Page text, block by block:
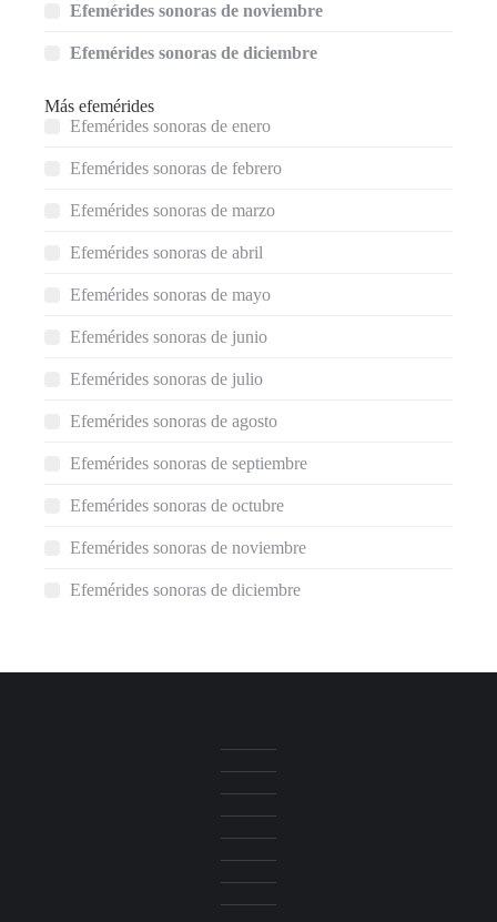
Efemérides sonoras de noviembre
Efemérides sonoras de diciembre
Más efemérides
Efemérides sonoras de enero
Efemérides sonoras de febrero
Efemérides sonoras de marzo
Efemérides sonoras de abril
Efemérides sonoras de mayo
Efemérides sonoras de junio
Efemérides sonoras de julio
Efemérides sonoras de agosto
Efemérides sonoras de septiembre
Efemérides sonoras de octubre
Efemérides sonoras de noviembre
Efemérides sonoras de diciembre